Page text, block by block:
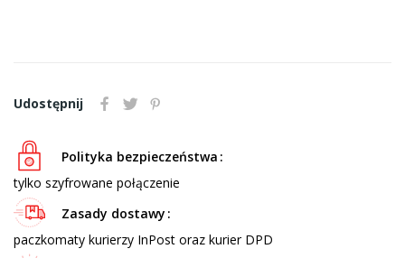
Udostępnij
Polityka bezpieczeństwa
tylko szyfrowane połączenie
Zasady dostawy
paczkomaty kurierzy InPost oraz kurier DPD